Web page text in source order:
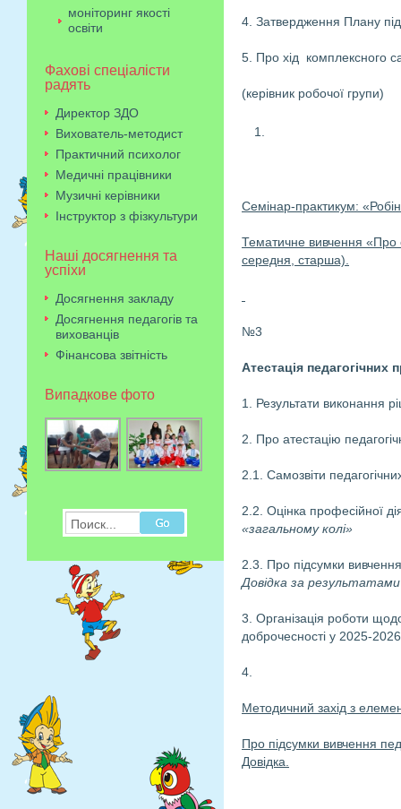
4. Затвердження Плану
5. Про хід комплексного
(керівник робочої групи)
Семінар-практикум:
Тематичне вивчення «Про
середня, старша).
№3
Атестація педагогічних
1. Результати виконання
2. Про атестацію
2.1. Самозвіти
2.2. Оцінка професійної
«загальному колі»
2.3. Про підсумки вивчення
Довідка за результатами
3. Організація роботи
доброчесності у 2025-
4.
Методичний захід з
Про підсумки вивчення
Довідка.
моніторинг якості
освіти
Фахові спеціалісти
радять
Директор ЗДО
Вихователь-методист
Практичний психолог
Медичні працівники
Музичні керівники
Інструктор з фізкультури
Наші досягнення та
успіхи
Досягнення закладу
Досягнення педагогів та
вихованців
Фінансова звітність
Випадкове фото
Поиск...